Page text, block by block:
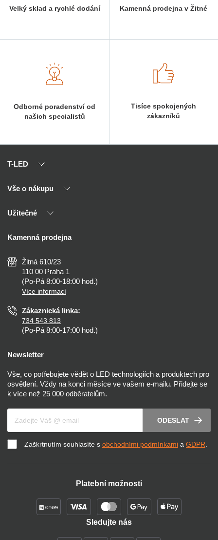
Velký sklad a rychlé dodání Kamenná prodejna v Žitné
Odborné poradenství od
našich specialistů
Tisíce spokojených
zákazníků
T-LED
O nás
Kontakty
Vše o nákupu
Výhody T-LED
Montáž
Nejčastější dotazy
Než koupíte
Osvětlení dle místnosti
Užitečné
Reklamace a vrácení
Zásady ochrany soukromí
Nastavení cookies
Prohlášení o přístupnosti
Kamenná prodejna
Žitná 610/23
110 00 Praha 1
(Po-Pá 8:00-18:00 hod.)
Více informací
Zákaznická linka:
734 543 813
(Po-Pá 8:00-17:00 hod.)
Newsletter
Vše, co potřebujete vědět o LED technologiích a produktech pro
osvětlení. Vždy na konci měsíce ve vašem e-mailu. Přidejte se
k více než 25 000 odběratelům.
ODESLAT
Zaškrtnutím souhlasíte s obchodními podmínkami a GDPR.
Platební možnosti
Sledujte nás